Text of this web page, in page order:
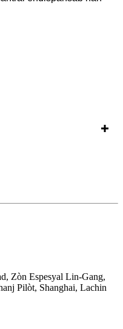
Zòn Espesyal Lin-Gang,
Pilòt, Shanghai, Lachin